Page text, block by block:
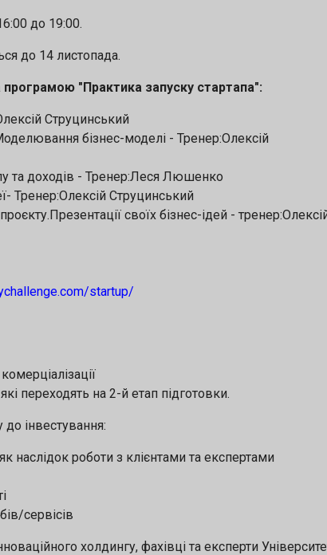
до 19:00.
до 14 листопада.
"Практика запуску стартапа":
Струцинський
бізнес-моделі - Тренер:Олексій
та доходів - Тренер:Леся Люшенко
Тренер:Олексій Струцинський
своїх бізнес-ідей -
startup/
переходять на 2-й етап підготовки.
інвестування:
наслідок роботи з клієнтами та експертами
сервісів
холдингу, фахівці та експерти